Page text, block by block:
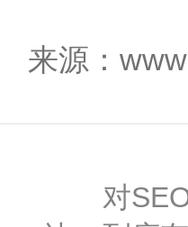
来源：
对SEO